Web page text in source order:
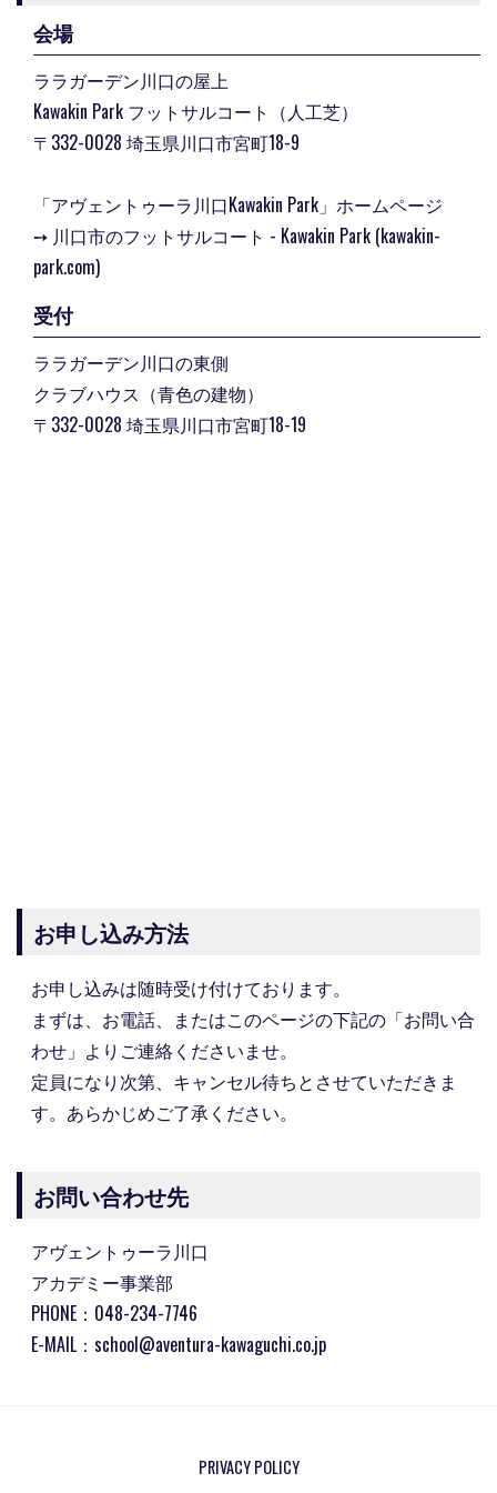
会場
ララガーデン川口の屋上
Kawakin Park フットサルコート（人工芝）
〒332-0028 埼玉県川口市宮町18-9
「アヴェントゥーラ川口Kawakin Park」ホームページ
➙ 川口市のフットサルコート - Kawakin Park (kawakin-
park.com)
受付
ララガーデン川口の東側
クラブハウス（青色の建物）
〒332-0028 埼玉県川口市宮町18-19
お申し込み方法
お申し込みは随時受け付けております。
まずは、お電話、またはこのページの下記の「お問い合
わせ」よりご連絡くださいませ。
定員になり次第、キャンセル待ちとさせていただきま
す。あらかじめご了承ください。
お問い合わせ先
アヴェントゥーラ川口
アカデミー事業部
PHONE： 048-234-7746
E-MAIL： school@aventura-kawaguchi.co.jp
PRIVACY POLICY